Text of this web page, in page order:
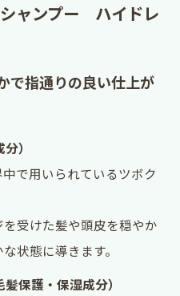
ャンプー ハイドレ
で指通りの良い仕上が
）
で用いられているツボク
受けた髪や頭皮を穏やか
状態に導きます。
保護・保湿成分）